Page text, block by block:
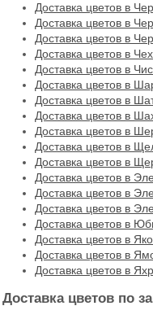
Доставка цветов в
Доставка цветов в
Доставка цветов в
Доставка цветов в
Доставка цветов в
Доставка цветов в
Доставка цветов в
Доставка цветов в
Доставка цветов в
Доставка цветов в
Доставка цветов в
Доставка цветов в
Доставка цветов в
Доставка цветов в
Доставка цветов в
Доставка цветов в
Доставка цветов в
Доставка цветов в
Доставка цветов по